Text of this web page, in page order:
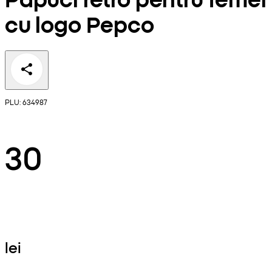
cu logo Pepco
PLU: 634987
30
lei